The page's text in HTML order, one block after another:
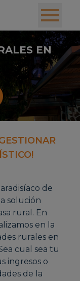
EN
de
solución
rural. En
en la
rurales en
cual sea tu
ingresos o
de la